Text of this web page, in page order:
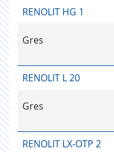
RENOLIT HG 1
Gres
RENOLIT L 20
Gres
RENOLIT LX-OTP 2